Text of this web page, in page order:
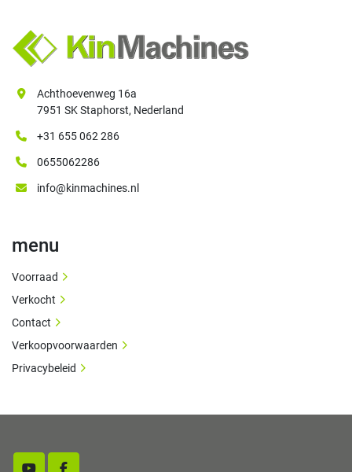
Achthoevenweg 16a
7951 SK Staphorst, Nederland
+31 655 062 286
0655062286
info@kinmachines.nl
menu
Voorraad
Verkocht
Contact
Verkoopvoorwaarden
Privacybeleid